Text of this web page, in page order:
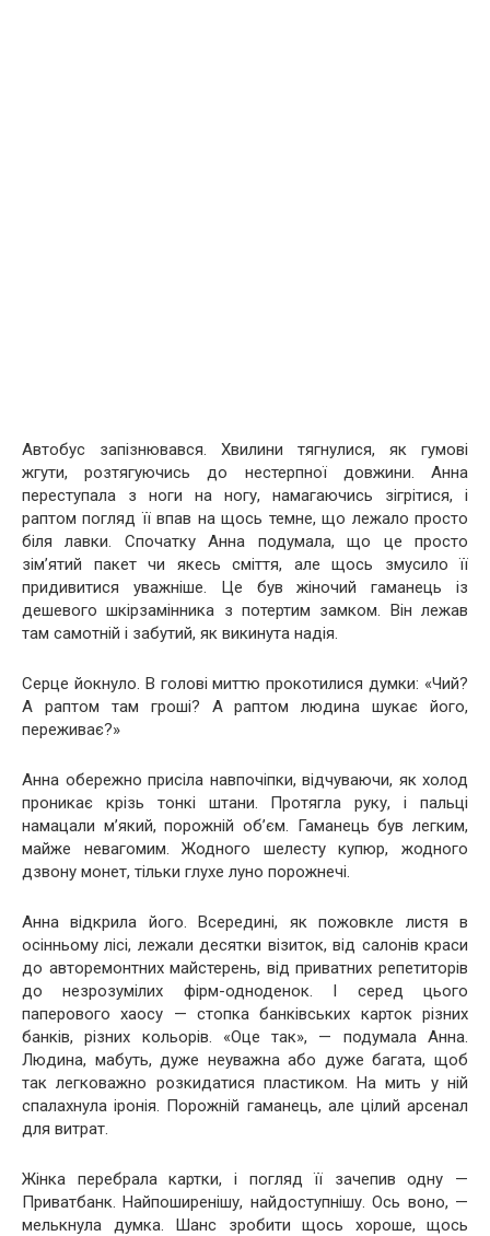
Автобус запізнювався. Хвилини тягнулися, як гумові
жгути, розтягуючись до нестерпної довжини. Анна
переступала з ноги на ногу, намагаючись зігрітися, і
раптом погляд її впав на щось темне, що лежало просто
біля лавки. Спочатку Анна подумала, що це просто
зім’ятий пакет чи якесь сміття, але щось змусило її
придивитися уважніше. Це був жіночий гаманець із
дешевого шкірзамінника з потертим замком. Він лежав
там самотній і забутий, як викинута надія.
Серце йокнуло. В голові миттю прокотилися думки: «Чий?
А раптом там гроші? А раптом людина шукає його,
переживає?»
Анна обережно присіла навпочіпки, відчуваючи, як холод
проникає крізь тонкі штани. Протягла руку, і пальці
намацали м’який, порожній об’єм. Гаманець був легким,
майже невагомим. Жодного шелесту купюр, жодного
дзвону монет, тільки глухе луно порожнечі.
Анна відкрила його. Всередині, як пожовкле листя в
осінньому лісі, лежали десятки візиток, від салонів краси
до авторемонтних майстерень, від приватних репетиторів
до незрозумілих фірм-одноденок. І серед цього
паперового хаосу — стопка банківських карток різних
банків, різних кольорів. «Оце так», — подумала Анна.
Людина, мабуть, дуже неуважна або дуже багата, щоб
так легковажно розкидатися пластиком. На мить у ній
спалахнула іронія. Порожній гаманець, але цілий арсенал
для витрат.
Жінка перебрала картки, і погляд її зачепив одну —
Приватбанк. Найпоширенішу, найдоступнішу. Ось воно, —
мелькнула думка. Шанс зробити щось хороше, щось